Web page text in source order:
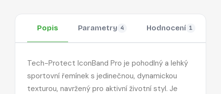
Popis Parametry 4 Hodnocení 1
Tech-Protect IconBand Pro je pohodlný a lehký
sportovní řemínek s jedinečnou, dynamickou
texturou, navržený pro aktivní životní styl. Je